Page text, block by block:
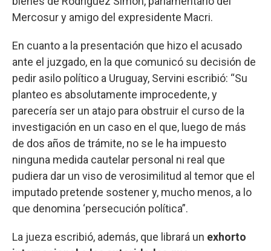
Mercosur y amigo del expresidente Macri.
En cuanto a la presentación que hizo el acusado
ante el juzgado, en la que comunicó su decisión de
pedir asilo político a Uruguay, Servini escribió: “Su
planteo es absolutamente improcedente, y
parecería ser un atajo para obstruir el curso de la
investigación en un caso en el que, luego de más
de dos años de trámite, no se le ha impuesto
ninguna medida cautelar personal ni real que
pudiera dar un viso de verosimilitud al temor que el
imputado pretende sostener y, mucho menos, a lo
que denomina ‘persecución política”.
La jueza escribió, además, que librará un exhorto